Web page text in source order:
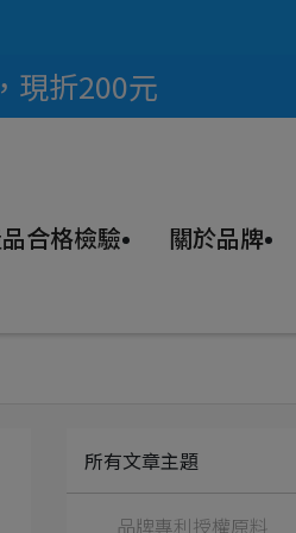
現折200元
合格檢驗 關於品牌
所有文章主題
品牌專利授權原料